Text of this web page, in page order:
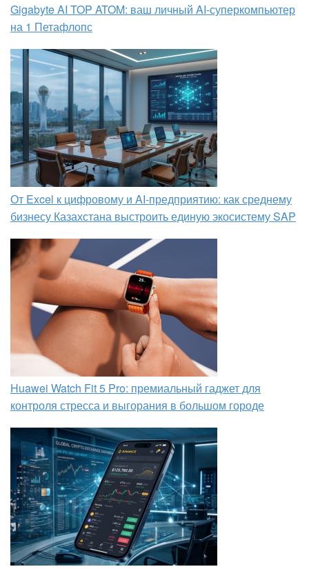
Gigabyte AI TOP ATOM: ваш личный AI-суперкомпьютер
на 1 Петафлопс
От Excel к цифровому и AI‑предприятию: как среднему
бизнесу Казахстана выстроить единую экосистему SAP
Huawei Watch Fit 5 Pro: премиальный гаджет для
контроля стресса и выгорания в большом городе